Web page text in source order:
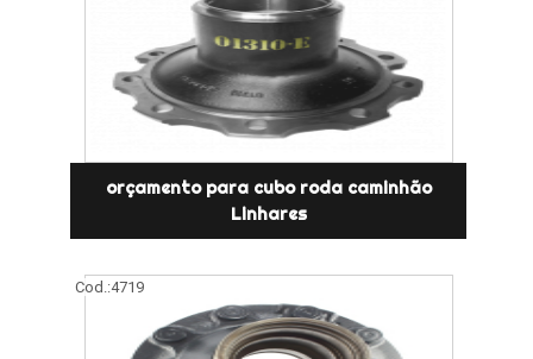
orçamento para cubo roda caminhão
Linhares
Cod.:4719